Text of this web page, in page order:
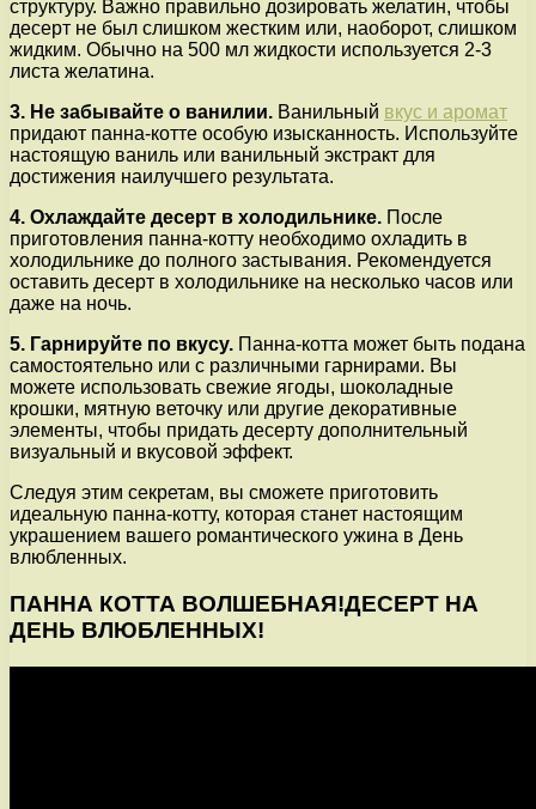
структуру. Важно правильно дозировать желатин, чтобы
десерт не был слишком жестким или, наоборот, слишком
жидким. Обычно на 500 мл жидкости используется 2-3
листа желатина.
3. Не забывайте о ванилии. Ванильный вкус и аромат
придают панна-котте особую изысканность. Используйте
настоящую ваниль или ванильный экстракт для
достижения наилучшего результата.
4. Охлаждайте десерт в холодильнике. После
приготовления панна-котту необходимо охладить в
холодильнике до полного застывания. Рекомендуется
оставить десерт в холодильнике на несколько часов или
даже на ночь.
5. Гарнируйте по вкусу. Панна-котта может быть подана
самостоятельно или с различными гарнирами. Вы
можете использовать свежие ягоды, шоколадные
крошки, мятную веточку или другие декоративные
элементы, чтобы придать десерту дополнительный
визуальный и вкусовой эффект.
Следуя этим секретам, вы сможете приготовить
идеальную панна-котту, которая станет настоящим
украшением вашего романтического ужина в День
влюбленных.
ПАННА КОТТА ВОЛШЕБНАЯ!ДЕСЕРТ НА
ДЕНЬ ВЛЮБЛЕННЫХ!